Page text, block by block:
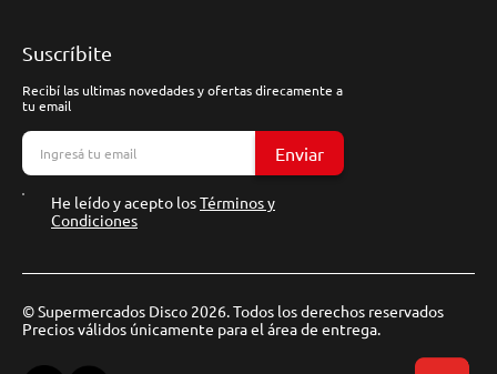
Suscríbite
Recibí las ultimas novedades y ofertas direcamente a
tu email
Enviar
He leído y acepto losTérminos y
Condiciones
© Supermercados Disco 2026. Todos los derechos reservados
Precios válidos únicamente para el área de entrega.